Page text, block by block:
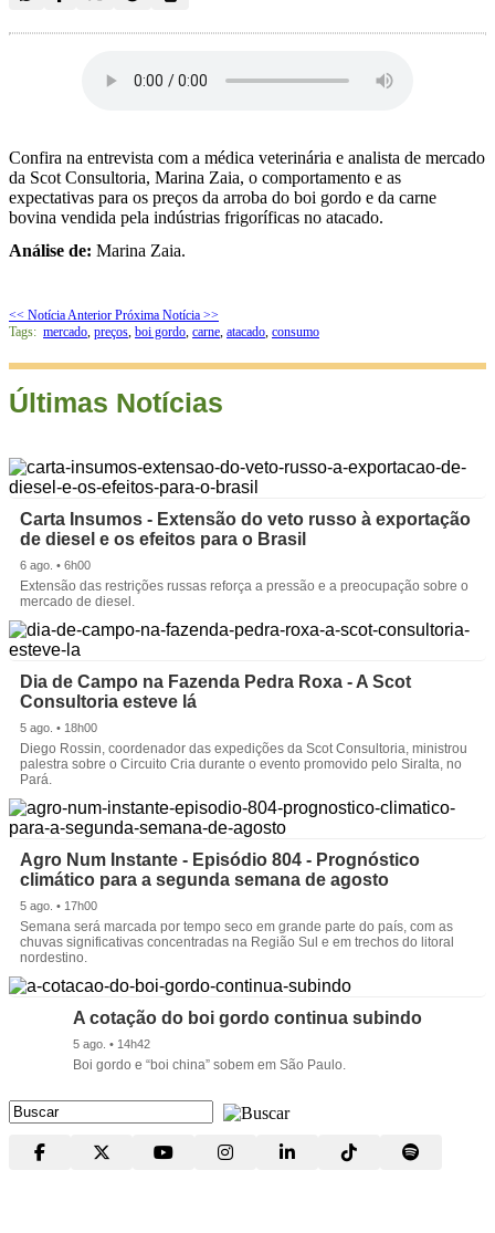
Confira na entrevista com a médica veterinária e analista de mercado
da Scot Consultoria, Marina Zaia, o comportamento e as
expectativas para os preços da arroba do boi gordo e da carne
bovina vendida pela indústrias frigoríficas no atacado.
Análise de: Marina Zaia.
<< Notícia Anterior Próxima Notícia >>
Tags: mercado, preços, boi gordo, carne, atacado, consumo
Últimas Notícias
Carta Insumos - Extensão do veto russo à exportação
de diesel e os efeitos para o Brasil
6 ago. • 6h00
Extensão das restrições russas reforça a pressão e a preocupação sobre o
mercado de diesel.
Dia de Campo na Fazenda Pedra Roxa - A Scot
Consultoria esteve lá
5 ago. • 18h00
Diego Rossin, coordenador das expedições da Scot Consultoria, ministrou
palestra sobre o Circuito Cria durante o evento promovido pelo Siralta, no
Pará.
Agro Num Instante - Episódio 804 - Prognóstico
climático para a segunda semana de agosto
5 ago. • 17h00
Semana será marcada por tempo seco em grande parte do país, com as
chuvas significativas concentradas na Região Sul e em trechos do litoral
nordestino.
A cotação do boi gordo continua subindo
5 ago. • 14h42
Boi gordo e “boi china” sobem em São Paulo.